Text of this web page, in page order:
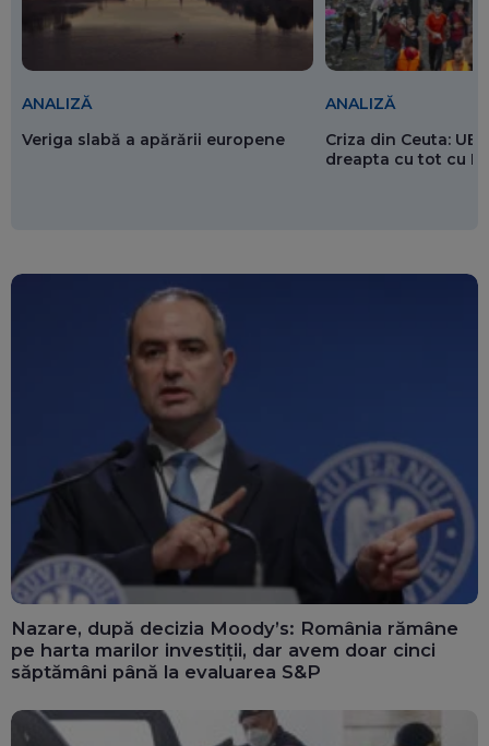
ANALIZĂ
Veriga slabă a apărării europene
ANALIZĂ
Criza din Ceuta: UE
dreapta cu tot cu
Nazare, după decizia Moody’s: România rămâne
pe harta marilor investiții, dar avem doar cinci
săptămâni până la evaluarea S&P